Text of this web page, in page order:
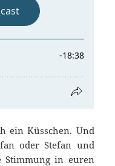
ein Küsschen. Und
oder Stefan und
Stimmung in euren